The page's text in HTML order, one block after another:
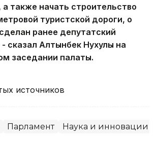
а также начать строительство
туристской дороги, о
ранее депутатский
- сказал Алтынбек Нухулы на
заседании палаты.
источников
Парламент Наука и инновации